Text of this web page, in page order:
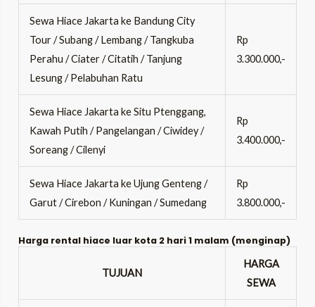
Sewa Hiace Jakarta ke Bandung City
Tour / Subang / Lembang / Tangkuba
Perahu / Ciater / Citatih / Tanjung
Lesung / Pelabuhan Ratu
Rp
3.300.000,-
Sewa Hiace Jakarta ke Situ Ptenggang,
Kawah Putih / Pangelangan / Ciwidey /
Soreang / Cilenyi
Rp
3.400.000,-
Sewa Hiace Jakarta ke Ujung Genteng /
Garut / Cirebon / Kuningan / Sumedang
Rp
3.800.000,-
Harga rental hiace luar kota 2 hari 1 malam (menginap)
TUJUAN
HARGA
SEWA